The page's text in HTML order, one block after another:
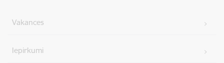
Vakances
Iepirkumi